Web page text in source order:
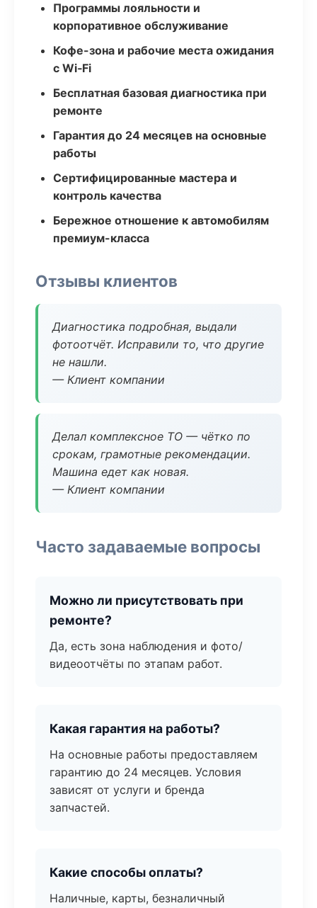
Программы лояльности и
корпоративное обслуживание
Кофе-зона и рабочие места ожидания
с Wi‑Fi
Бесплатная базовая диагностика при
ремонте
Гарантия до 24 месяцев на основные
работы
Сертифицированные мастера и
контроль качества
Бережное отношение к автомобилям
премиум-класса
Отзывы клиентов
Диагностика подробная, выдали
фотоотчёт. Исправили то, что другие
не нашли.
— Клиент компании
Делал комплексное ТО — чётко по
срокам, грамотные рекомендации.
Машина едет как новая.
— Клиент компании
Часто задаваемые вопросы
Можно ли присутствовать при
ремонте?
Да, есть зона наблюдения и фото/
видеоотчёты по этапам работ.
Какая гарантия на работы?
На основные работы предоставляем
гарантию до 24 месяцев. Условия
зависят от услуги и бренда
запчастей.
Какие способы оплаты?
Наличные, карты, безналичный